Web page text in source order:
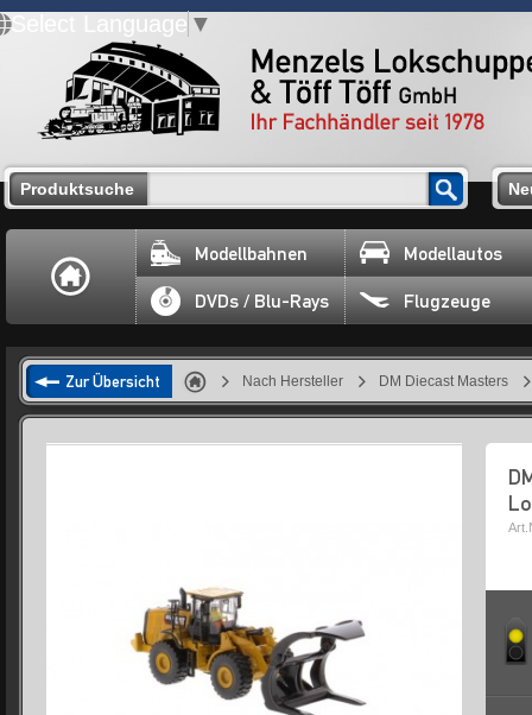
Select Language ▼
Produktsuche
Modellbahnen Modellautos
DVDs / Blu-Rays Flugzeuge
Zur Übersicht Nach Hersteller DM Diecast Masters